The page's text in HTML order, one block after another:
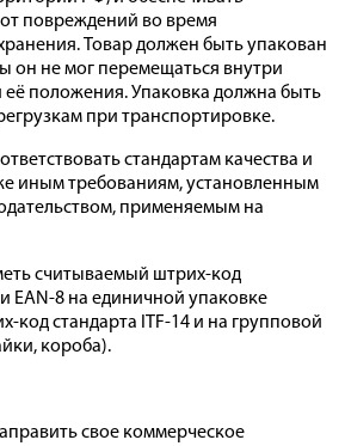
повреждений во время
Товар должен быть упакован
он не мог перемещаться внутри
положения. Упаковка должна быть
при транспортировке.
стандартам качества и
иным требованиям, установленным
применяемым на
считываемый штрих-код
EAN-8 на единичной упаковке
код стандарта ITF-14 и на групповой
короба).
свое коммерческое